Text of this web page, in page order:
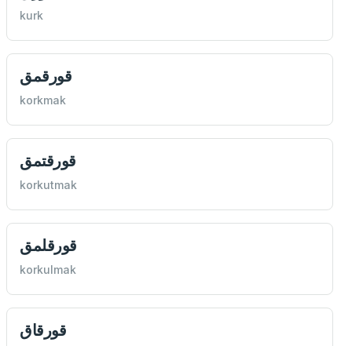
kurk
قورقمق
korkmak
قورقتمق
korkutmak
قورقلمق
korkulmak
قورقاق